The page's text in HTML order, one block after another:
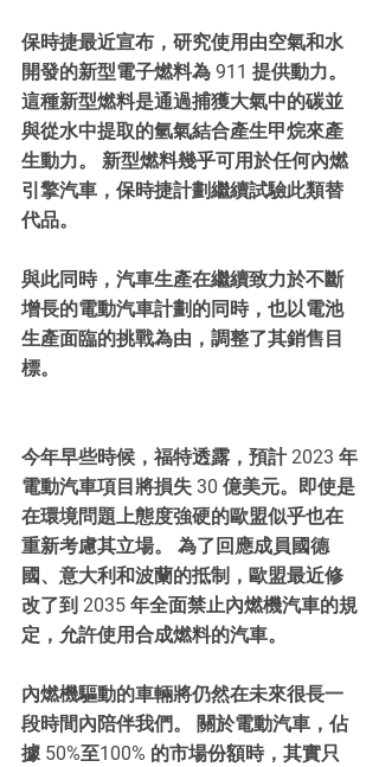
保時捷最近宣布，研究使用由空氣和水
開發的新型電子燃料為 911 提供動力。
這種新型燃料是通過捕獲大氣中的碳並
與從水中提取的氫氣結合產生甲烷來產
生動力。 新型燃料幾乎可用於任何內燃
引擎汽車，保時捷計劃繼續試驗此類替
代品。
與此同時，汽車生產在繼續致力於不斷
增長的電動汽車計劃的同時，也以電池
生產面臨的挑戰為由，調整了其銷售目
標。
今年早些時候，福特透露，預計 2023 年
電動汽車項目將損失 30 億美元。即使是
在環境問題上態度強硬的歐盟似乎也在
重新考慮其立場。 為了回應成員國德
國、意大利和波蘭的抵制，歐盟最近修
改了到 2035 年全面禁止內燃機汽車的規
定，允許使用合成燃料的汽車。
內燃機驅動的車輛將仍然在未來很長一
段時間內陪伴我們。 關於電動汽車，佔
據 50%至100% 的市場份額時，其實只